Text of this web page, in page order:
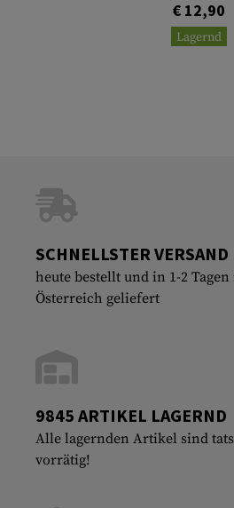
€ 12,90
Lagernd
SCHNELLSTER VERSAND
heute bestellt und in 1-2
Österreich geliefert
9845 ARTIKEL LAGERND
Alle lagernden Artikel sind
vorrätig!